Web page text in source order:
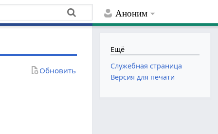
Аноним
Обновить
Ещё
Служебная страница
Версия для печати